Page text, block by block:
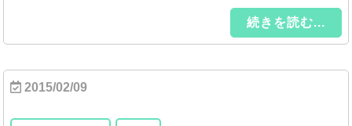
続きを読む...
2015/02/09